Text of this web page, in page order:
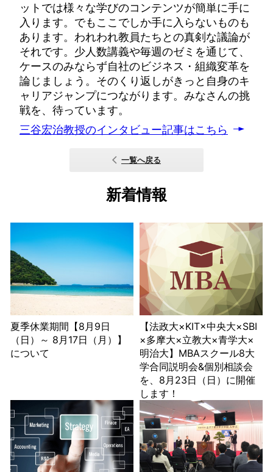
ットでは様々な学びのコンテンツが簡単に手に
入ります。でもここでしか手に入らないものも
あります。われわれ教員たちとの真剣な議論が
それです。少人数講義や毎週のゼミを通じて、
ケースのみならず自社のビジネス・組織変革を
論じましょう。そのくり返しがきっと自身のキ
ャリアジャンプにつながります。みなさんの挑
戦を、待っています。
三谷宏治教授のインタビュー記事はこちら
一覧へ戻る
新着情報
夏季休業期間【8月9日
（日）～ 8月17日（月）】
について
【法政大×KIT×中央大×SBI
×多摩大×立教大×青学大×
明治大】MBAスクール8大
学合同説明会&個別相談会
を、8月23日（日）に開催
します！